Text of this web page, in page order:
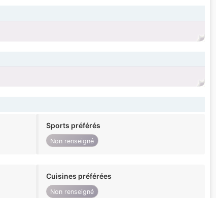
Sports préférés
Non renseigné
Cuisines préférées
Non renseigné